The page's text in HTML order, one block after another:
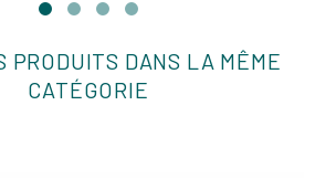
PRODUITS DANS LA MÊME
CATÉGORIE